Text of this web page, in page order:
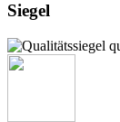
Siegel